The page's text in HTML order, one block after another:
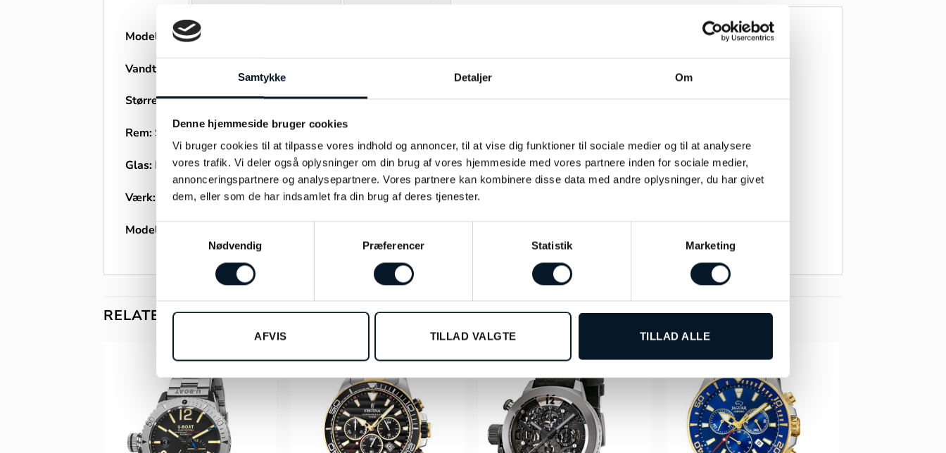
Samtykke Detaljer Om
Denne hjemmeside bruger cookies
Vi bruger cookies til at tilpasse vores indhold og annoncer, til at vise dig funktioner til sociale medier og til at analysere
vores trafik. Vi deler også oplysninger om din brug af vores hjemmeside med vores partnere inden for sociale medier,
annonceringspartnere og analysepartnere. Vores partnere kan kombinere disse data med andre oplysninger, du har givet
dem, eller som de har indsamlet fra din brug af deres tjenester.
Samtykkevalg
Nødvendig
Præferencer Statistik Marketing
AFVIS TILLAD VALGTE TILLAD ALLE
Model: Festina
Vandtæthed:
Størrelse:43,5mm
Rem: Stål lænke
Glas: Mineral
Værk: Quartz
Modelnummer:
RELATEREDE VARER